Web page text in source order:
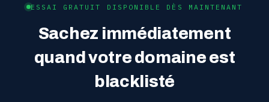
ESSAI GRATUIT DISPONIBLE DÈS MAINTENANT
Sachez immédiatement
quand votre domaine est
blacklisté